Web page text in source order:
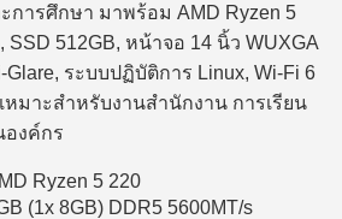
ารศึกษา มาพร้อม AMD Ryzen 5
SSD 512GB, หน้าจอ 14 นิ้ว WUXGA
Glare, ระบบปฏิบัติการ Linux, Wi-Fi 6
หมาะสำหรับงานสำนักงาน การเรียน
องค์กร
Ryzen 5 220
(1x 8GB) DDR5 5600MT/s